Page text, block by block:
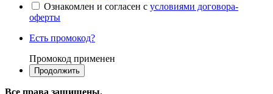
Ознакомлен и согласен с условиями договора-
оферты
Есть промокод?
Промокод применен
Все права защищены.